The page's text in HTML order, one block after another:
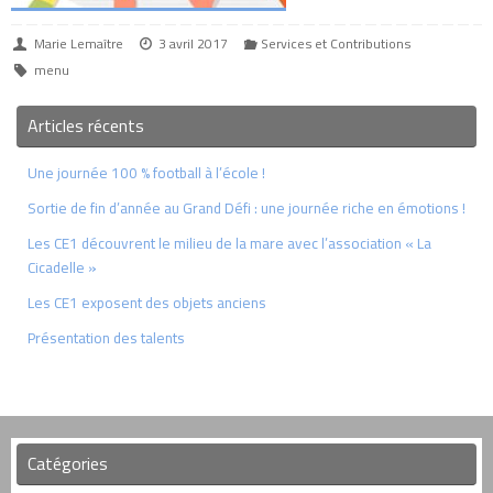
Marie Lemaître 3 avril 2017
Services et Contributions
menu
Articles récents
Une journée 100 % football à l’école !
Sortie de fin d’année au Grand Défi : une journée riche en émotions !
Les CE1 découvrent le milieu de la mare avec l’association « La
Cicadelle »
Les CE1 exposent des objets anciens
Présentation des talents
Catégories